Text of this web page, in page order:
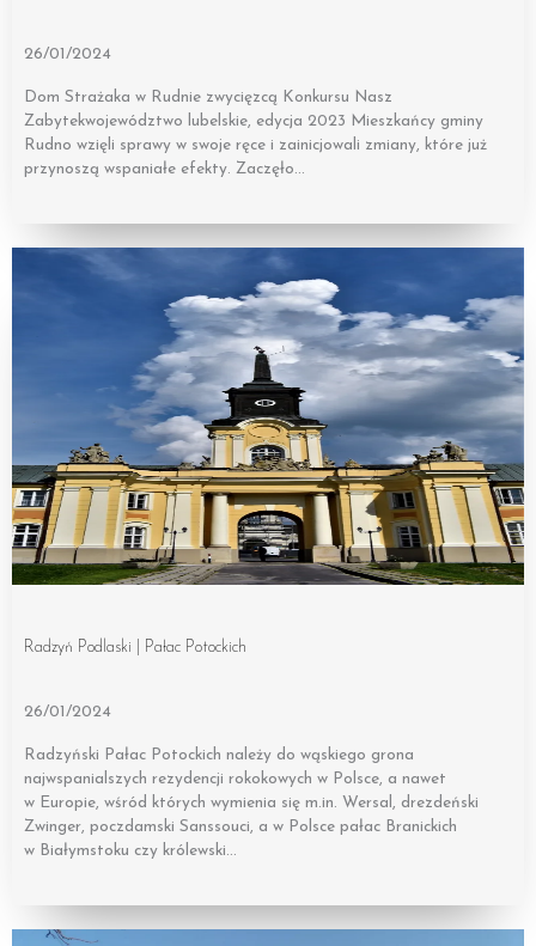
26/01/2024
Dom Strażaka w Rudnie zwycięzcą Konkursu Nasz
Zabytekwojewództwo lubelskie, edycja 2023 Mieszkańcy gminy
Rudno wzięli sprawy w swoje ręce i zainicjowali zmiany, które już
przynoszą wspaniałe efekty. Zaczęło…
Radzyń Podlaski | Pałac Potockich
26/01/2024
Radzyński Pałac Potockich należy do wąskiego grona
najwspanialszych rezydencji rokokowych w Polsce, a nawet
w Europie, wśród których wymienia się m.in. Wersal, drezdeński
Zwinger, poczdamski Sanssouci, a w Polsce pałac Branickich
w Białymstoku czy królewski…